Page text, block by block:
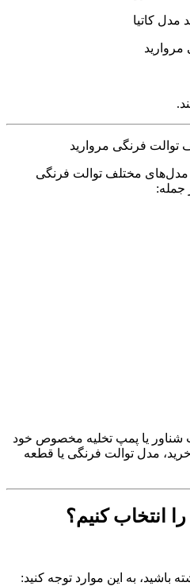
مدل کاتیا
فرنگی مروارید
مختلف توالت فرنگی
جمله:
یا پمپ تخلیه مخصوص خود
خرید، مدل توالت فرنگی یا قطعه
انتخاب کنیم؟
باشید، به این موارد توجه کنید: